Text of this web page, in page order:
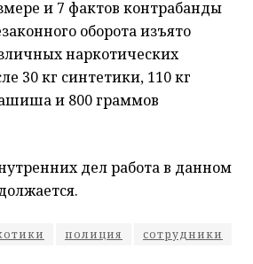
и 7 фактов контрабанды
оборота изъято
наркотических
30 кг синтетики, 110 кг
и 800 граммов
дел работа в данном
полиция сотрудники